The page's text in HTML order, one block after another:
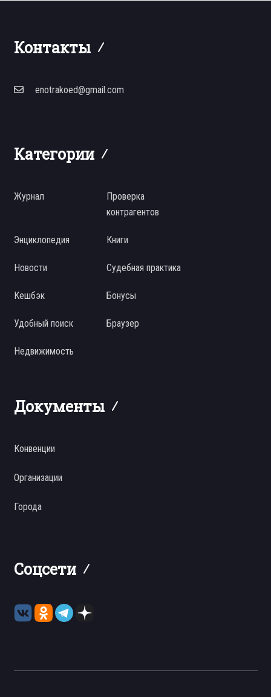
Контакты
enotrakoed@gmail.com
Категории
Журнал
Проверка
контрагентов
Энциклопедия Книги
Новости Судебная практика
Кешбэк Бонусы
Удобный поиск Браузер
Недвижимость
Документы
Конвенции
Организации
Города
Соцсети